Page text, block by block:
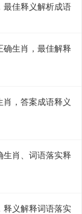
最佳释义解析成语
确生肖，最佳解释
，答案成语释义
生肖、词语落实释
释义解释词语落实